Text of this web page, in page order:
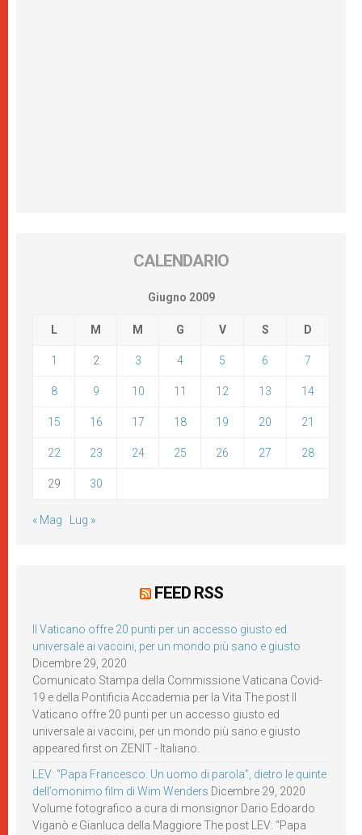
CALENDARIO
Giugno 2009
L M M G V S D
1 2 3 4 5 6 7
8 9 10 11 12 13 14
15 16 17 18 19 20 21
22 23 24 25 26 27 28
29 30
« Mag Lug »
FEED RSS
Il Vaticano offre 20 punti per un accesso giusto ed
universale ai vaccini, per un mondo più sano e giusto
Dicembre 29, 2020
Comunicato Stampa della Commissione Vaticana Covid-
19 e della Pontificia Accademia per la Vita The post Il
Vaticano offre 20 punti per un accesso giusto ed
universale ai vaccini, per un mondo più sano e giusto
appeared first on ZENIT - Italiano.
LEV: “Papa Francesco. Un uomo di parola”, dietro le quinte
dell’omonimo film di Wim Wenders Dicembre 29, 2020
Volume fotografico a cura di monsignor Dario Edoardo
Viganò e Gianluca della Maggiore The post LEV: “Papa